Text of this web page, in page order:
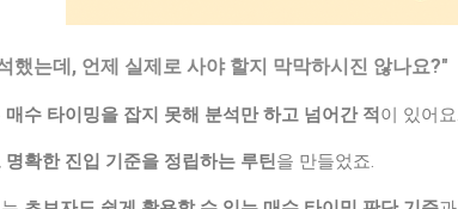
했는데, 언제 실제로 사야 할지 막막하시진 않나요?"
매수 타이밍을 잡지 못해 분석만 하고 넘어간 적 이 있어요.
명확한 진입 기준을 정립하는 루틴 을 만들었죠.